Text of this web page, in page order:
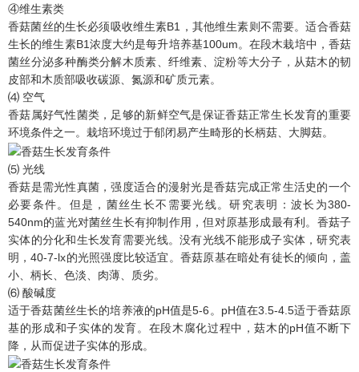
④维生素类
香菇菌丝的生长必须吸收维生素B1，其他维生素则不需要。适合香菇
生长的维生素B1浓度大约是每升培养基100um。在段木栽培中，香菇
菌丝分泌多种酶类分解木质素、纤维素、淀粉等大分子，从菇木的韧
皮部和木质部吸收碳源、氮源和矿质元素。
⑷ 空气
香菇属好气性菌类，足够的新鲜空气是保证香菇正常生长发育的重要
环境条件之一。栽培环境过于郁闭易产生畸形的长柄菇、大脚菇。
⑸ 光线
香菇是需光性真菌，强度适合的漫射光是香菇完成正常生活史的一个
必要条件。但是，菌丝生长不需要光线。研究表明：波长为380-
540nm的蓝光对菌丝生长有抑制作用，但对原基形成最有利。香菇子
实体的分化和生长发育需要光线。没有光线不能形成子实体，研究表
明，40-7-lx的光照强度比较适宜。香菇原基在暗处有徒长的倾向，盖
小、柄长、色淡、肉薄、质劣。
⑹ 酸碱度
适于香菇菌丝生长的培养液的pH值是5-6。pH值在3.5-4.5适于香菇原
基的形成和子实体的发育。在段木腐化过程中，菇木的pH值不断下
降，从而促进子实体的形成。